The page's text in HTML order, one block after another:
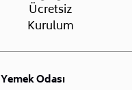
Ücretsiz
Kurulum
Yemek Odası